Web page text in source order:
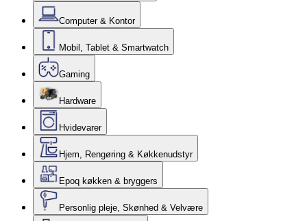
Computer & Kontor
Mobil, Tablet & Smartwatch
Gaming
Hardware
Hvidevarer
Hjem, Rengøring & Køkkenudstyr
Epoq køkken & bryggers
Personlig pleje, Skønhed & Velvære